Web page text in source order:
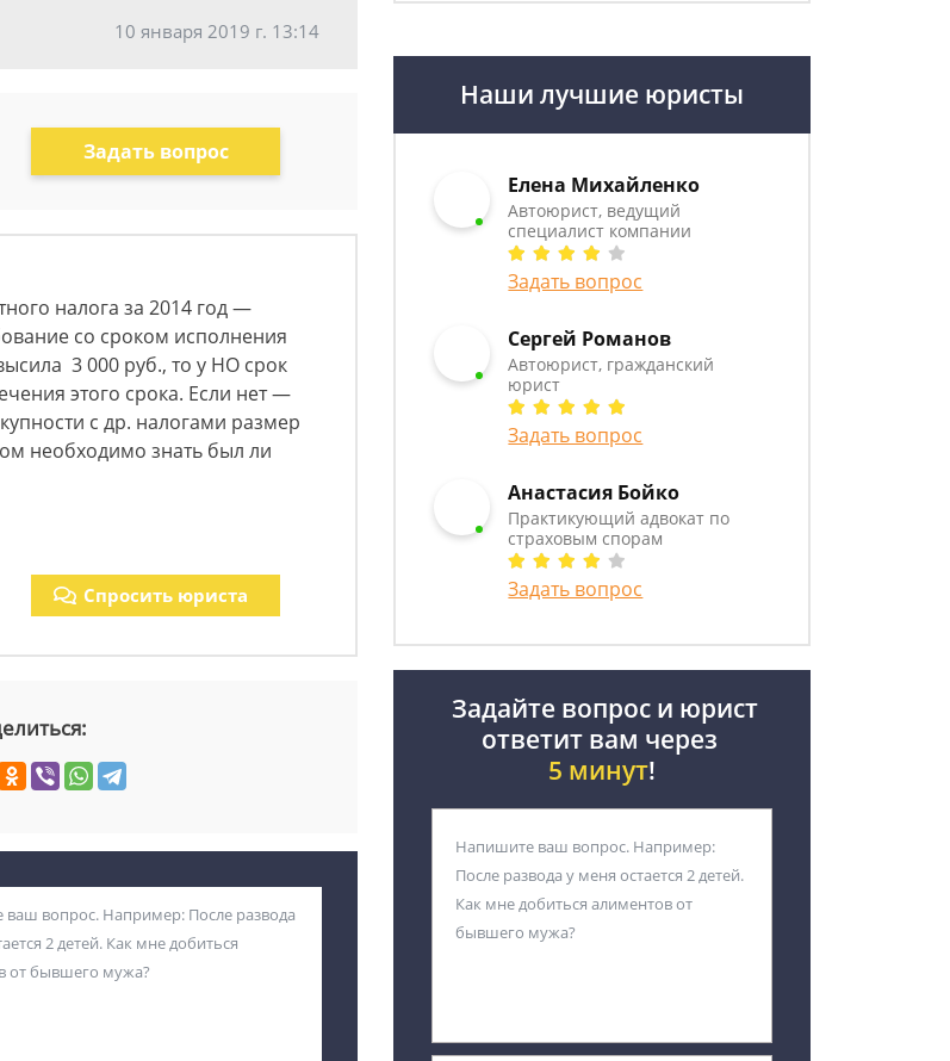
10 января 2019 г. 13:14
Задать вопрос
налога за 2014 год —
со сроком исполнения
3 000 руб., то у НО срок
этого срока. Если нет —
с др. налогами размер
необходимо знать был ли
Спросить юриста
Наши лучшие юристы
Елена Михайленко
Автоюрист, ведущий
специалист компании
Задать вопрос
Сергей Романов
Автоюрист, гражданский
юрист
Задать вопрос
Анастасия Бойко
Практикующий адвокат по
страховым спорам
Задать вопрос
Задайте вопрос и юрист
ответит вам через
5 минут!